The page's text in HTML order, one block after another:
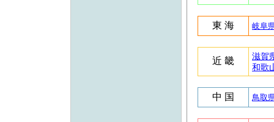
東 海 岐阜
近 畿
滋賀
和歌
中 国 鳥取